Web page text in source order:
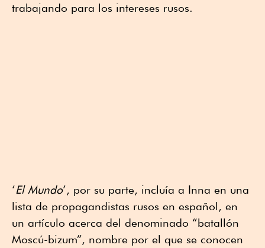
trabajando para los intereses rusos.
‘El Mundo’, por su parte, incluía a Inna en una
lista de propagandistas rusos en español, en
un artículo acerca del denominado “batallón
Moscú-bizum”, nombre por el que se conocen